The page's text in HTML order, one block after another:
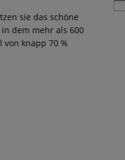
sie das schöne
dem mehr als 600
knapp 70 %